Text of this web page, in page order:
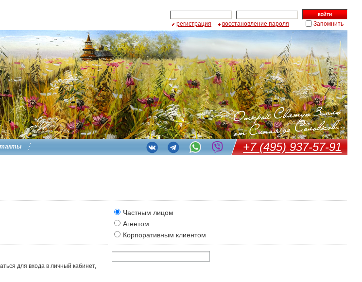
регистрация восстановление пароля Запомнить
+7 (495) 937-57-91
Частным лицом
Агентом
Корпоративным клиентом
для входа в личный кабинет,